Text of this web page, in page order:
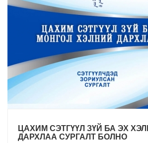
ЦАХИМ СЭТГҮҮЛ ЗҮЙ БА ЭХ
ДАРХЛАА СУРГАЛТ БОЛНО